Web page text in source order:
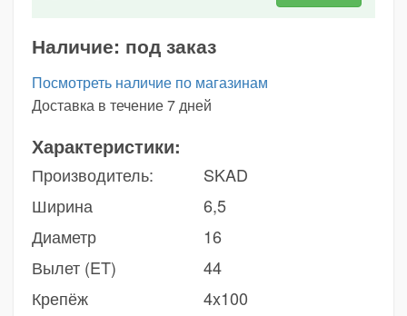
Наличие: под заказ
Посмотреть наличие по магазинам
Доставка в течение 7 дней
Характеристики:
Производитель:
SKAD
Ширина
6,5
Диаметр
16
Вылет (ET)
44
Крепёж
4x100